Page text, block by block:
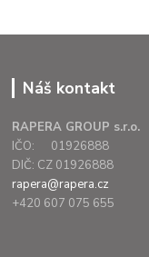
Náš kontakt
RAPERA GROUP s.r.o.
IČO: 01926888
DIČ: CZ 01926888
rapera@rapera.cz
+420 607 075 655